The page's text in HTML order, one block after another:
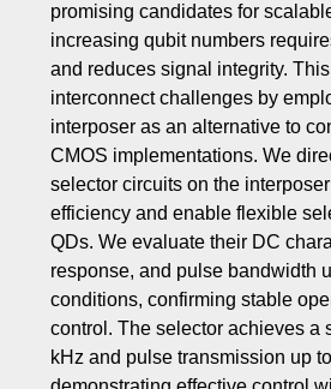
promising candidates for
increasing qubit numbers
and reduces signal integrity.
interconnect challenges by
interposer as an alternative to
CMOS implementations. We
selector circuits on the
efficiency and enable flexible
QDs. We evaluate their DC
response, and pulse bandwidth
conditions, confirming stable
control. The selector achieves a
kHz and pulse transmission up